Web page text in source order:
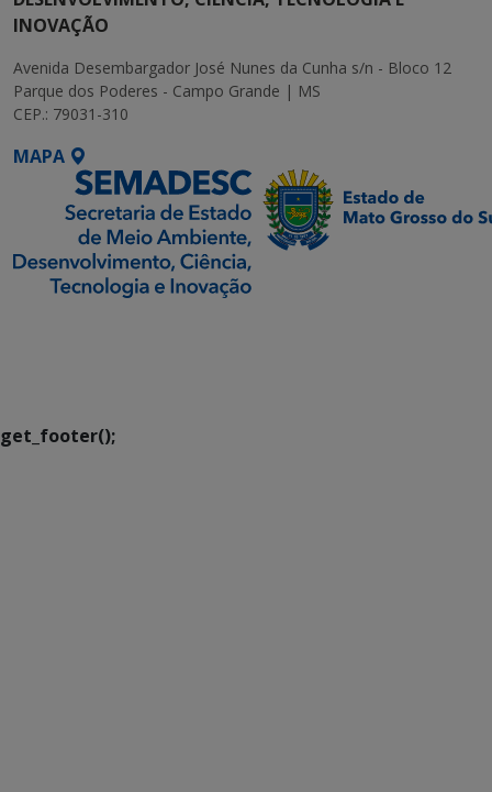
INOVAÇÃO
Avenida Desembargador José Nunes da Cunha s/n - Bloco 12
Parque dos Poderes - Campo Grande | MS
CEP.: 79031-310
MAPA
get_footer();